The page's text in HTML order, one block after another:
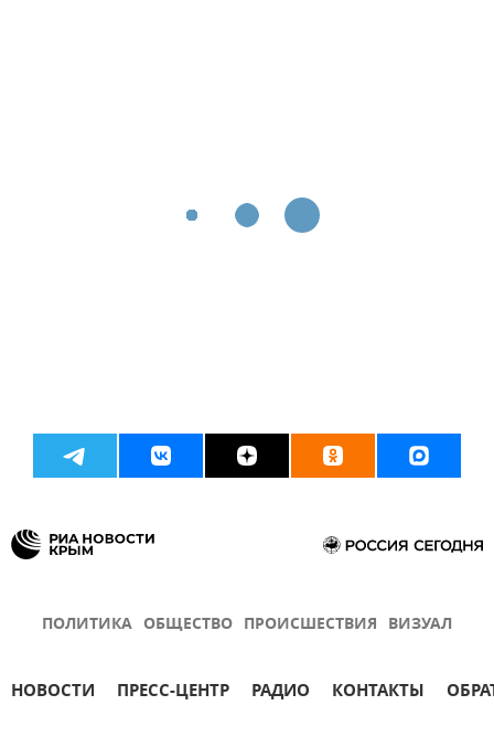
ПОЛИТИКА ОБЩЕСТВО ПРОИСШЕСТВИЯ ВИЗУАЛ
НОВОСТИ ПРЕСС-ЦЕНТР РАДИО КОНТАКТЫ